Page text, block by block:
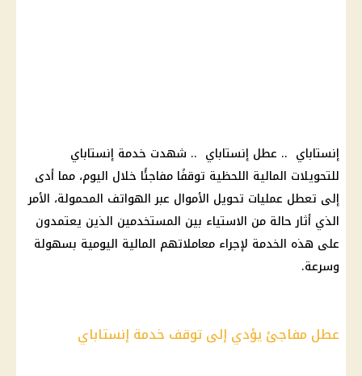
إنستاباي .. عطل إنستاباي .. شهدت خدمة إنستاباي
للتحويلات المالية اللحظية توقفًا مفاجئًا خلال اليوم، مما أدى
إلى تعطل عمليات تحويل الأموال عبر الهواتف المحمولة، الأمر
الذي أثار حالة من الاستياء بين المستخدمين الذين يعتمدون
على هذه الخدمة لإجراء معاملاتهم المالية اليومية بسهولة
وسرعة.
عطل مفاجئ يؤدي إلى توقف خدمة إنستاباي